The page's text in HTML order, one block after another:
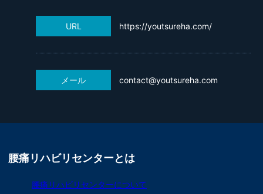
URL https://youtsureha.com/
メール contact@youtsureha.com
腰痛リハビリセンターとは
腰痛リハビリセンターについて